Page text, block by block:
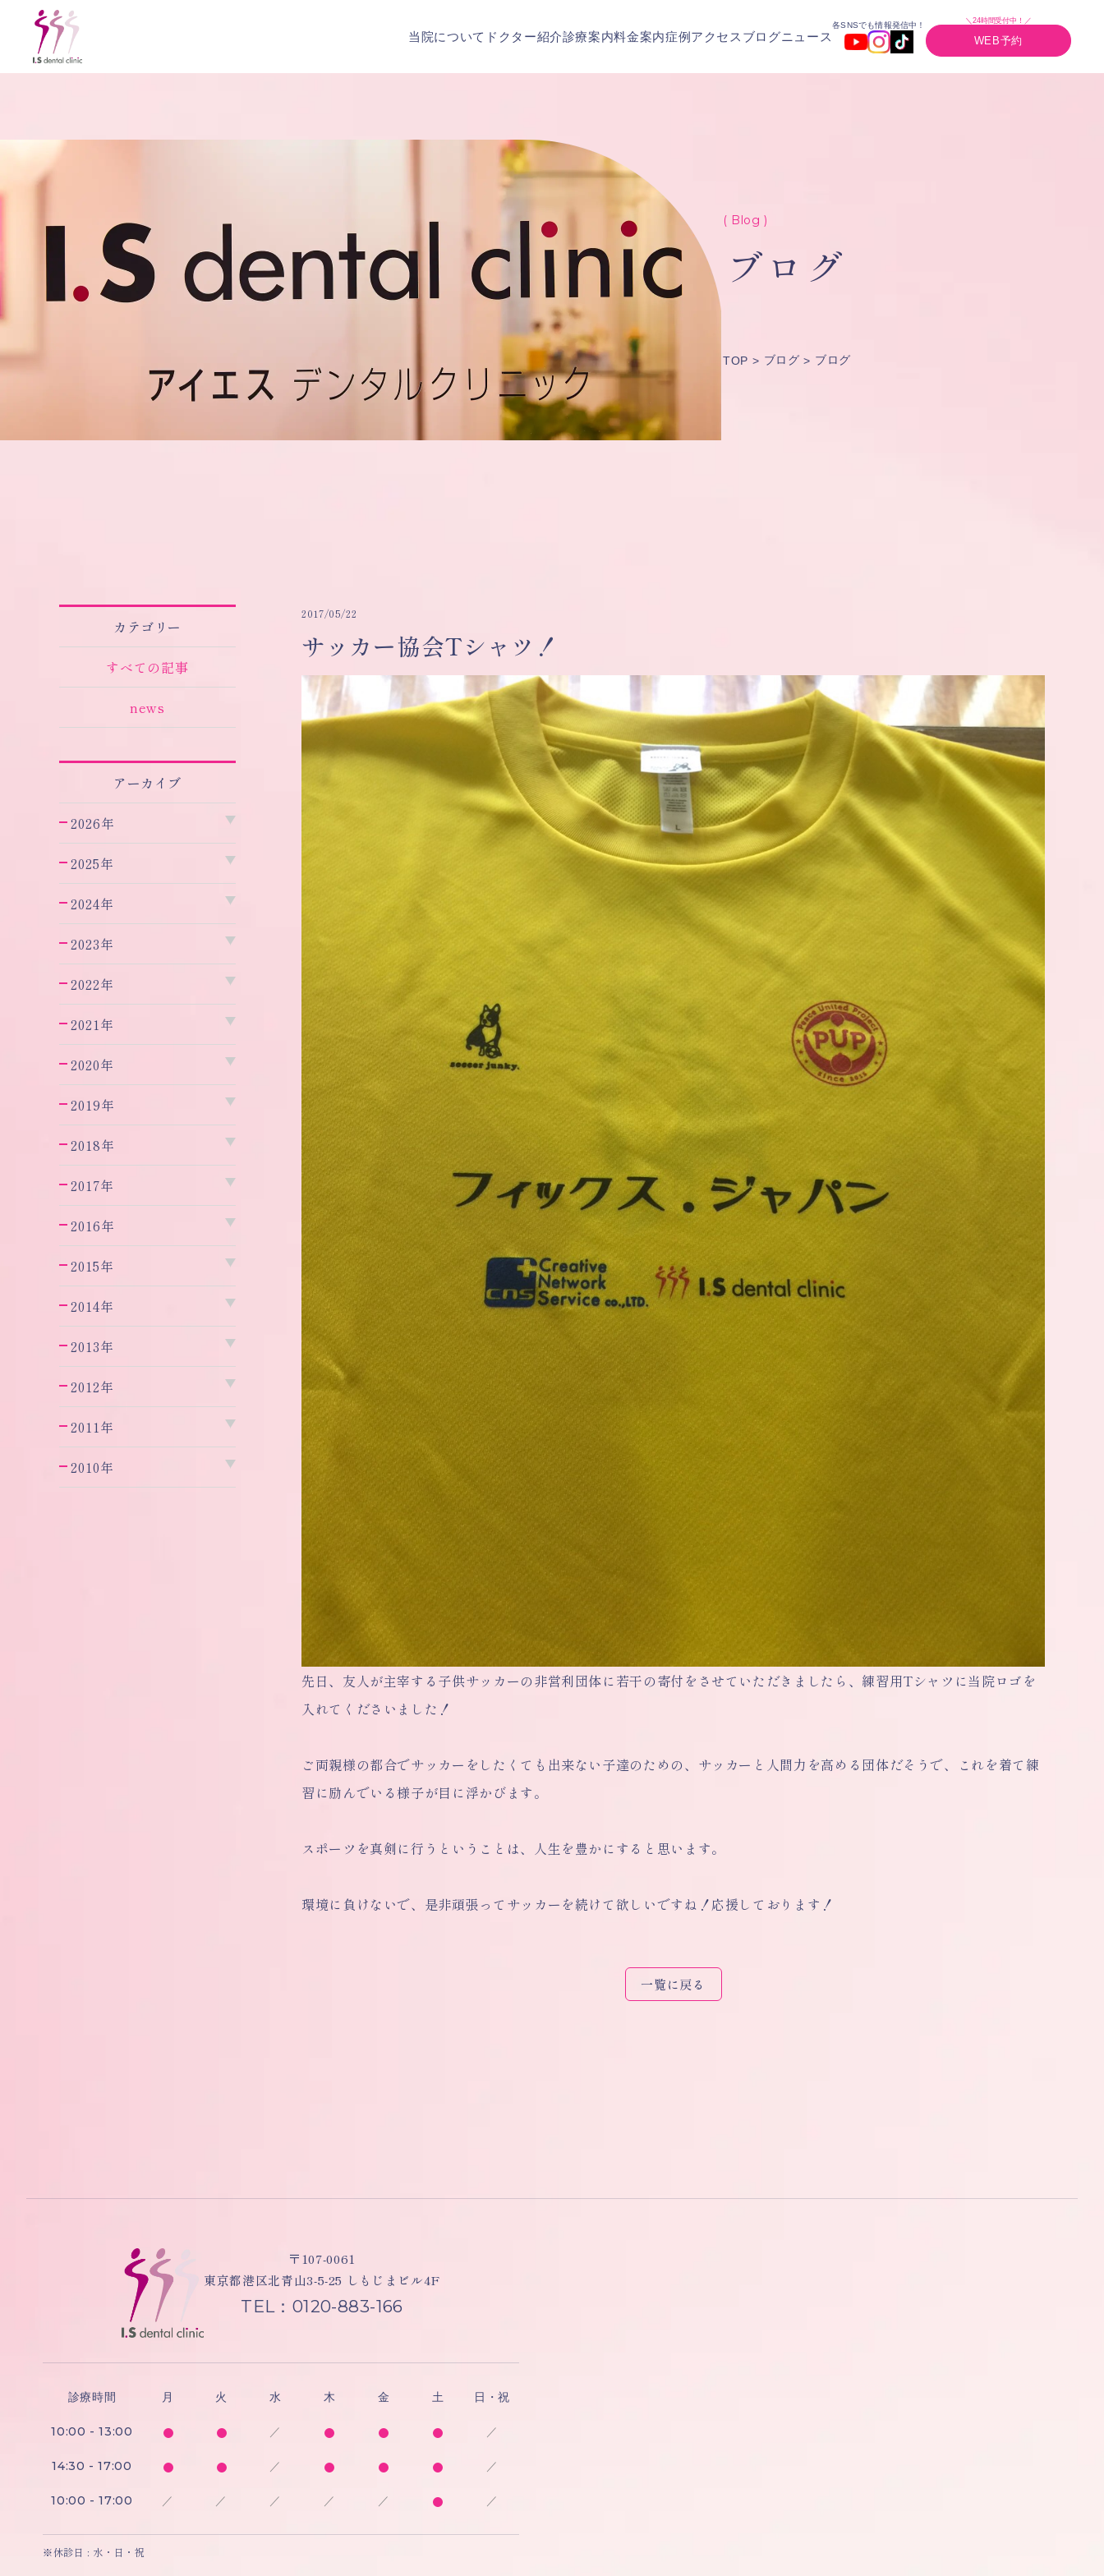
当院について ドクター紹介診療案内料金案内症例アクセス ブログニュース
各SNSでも情報発信中！
＼24時間受付中！／
WEB予約
( Blog )
ブログ
TOP ブログ ブログ
カテゴリー
すべての記事
news
アーカイブ
2026年
2025年
2024年
2023年
2022年
2021年
2020年
2019年
2018年
2017年
2016年
2015年
2014年
2013年
2012年
2011年
2010年
2017/05/22
サッカー協会Tシャツ！
先日、友人が主宰する子供サッカーの非営利団体に若干の寄付をさせていただきましたら、練習用Tシャツに当院ロゴを
入れてくださいました！
ご両親様の都合でサッカーをしたくても出来ない子達のための、サッカーと人間力を高める団体だそうで、これを着て練
習に励んでいる様子が目に浮かびます。
スポーツを真剣に行うということは、人生を豊かにすると思います。
環境に負けないで、是非頑張ってサッカーを続けて欲しいですね！応援しております！
一覧に戻る
〒107-0061
東京都港区北青山3-5-25 しもじまビル4F
TEL：0120-883-166
診療時間 月 火 水 木 金 土 日・祝
10:00 - 13:00 ／ ／
14:30 - 17:00 ／ ／
10:00 - 17:00 ／ ／ ／ ／ ／ ／
※休診日 : 水・日・祝